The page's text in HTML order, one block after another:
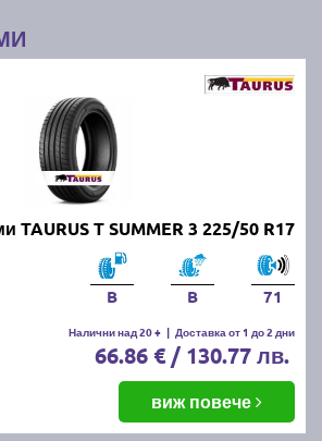
TAURUS T SUMMER 3 225/50 R17
B B 71
Налични над 20 + | Доставка от 1 до 2 дни
66.86 € / 130.77 лв.
виж повече